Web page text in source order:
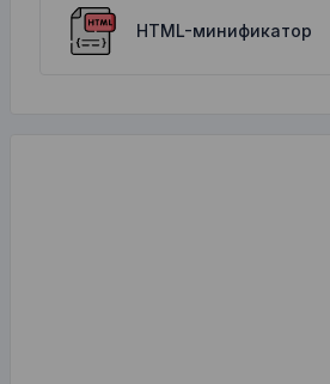
HTML-минификатор